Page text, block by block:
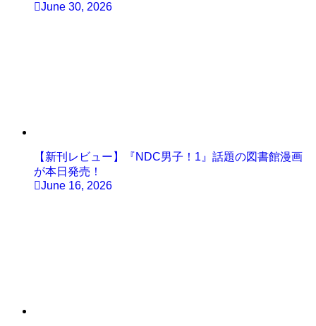
June 30, 2026
【新刊レビュー】『NDC男子！1』話題の図書館漫画
が本日発売！
June 16, 2026